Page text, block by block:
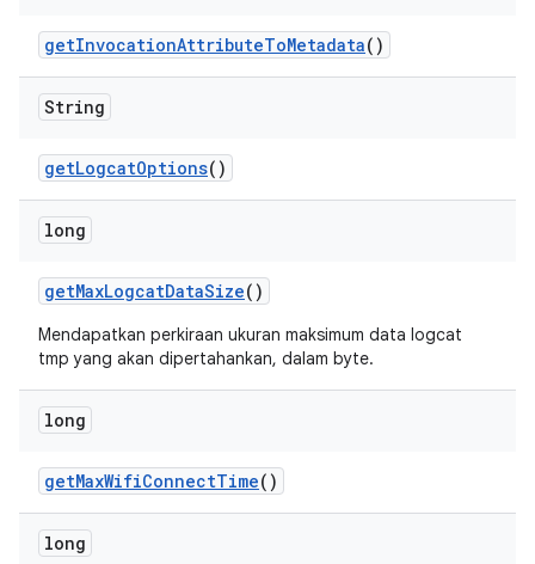
getInvocationAttributeToMetadata()
String
getLogcatOptions()
long
getMaxLogcatDataSize()
Mendapatkan perkiraan ukuran maksimum data logcat
tmp yang akan dipertahankan, dalam byte.
long
getMaxWifiConnectTime()
long